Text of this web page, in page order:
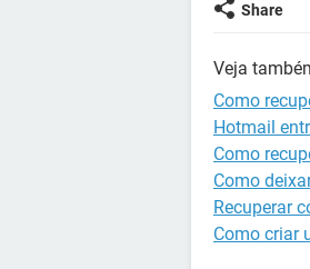
Share
Veja
Como
Hotmail
Como
Como
Recuperar
Como criar